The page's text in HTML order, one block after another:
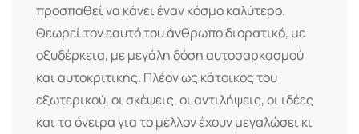
προσπαθεί να κάνει έναν κόσμο καλύτερο.
Θεωρεί τον εαυτό του άνθρωπο διορατικό, με
οξυδέρκεια, με μεγάλη δόση αυτοσαρκασμού
και αυτοκριτικής. Πλέον ως κάτοικος του
εξωτερικού, οι σκέψεις, οι αντιλήψεις, οι ιδέες
και τα όνειρα για το μέλλον έχουν μεγαλώσει κι